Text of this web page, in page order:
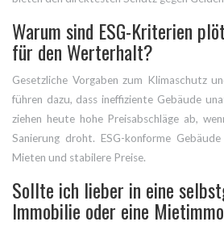
Warum sind ESG-Kriterien
für den Werterhalt?
Gesetzliche Vorgaben zum Klimaschutz
führen dazu, dass ineffiziente Gebäude
ziehen heute hohe Preisabschläge ab,
Sanierung droht. ESG-konforme
Mieten und stabilere Preise.
Sollte ich lieber in eine
Immobilie oder eine